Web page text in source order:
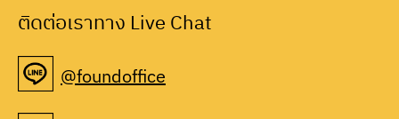
ติดต่อเราทาง Live Chat
@foundoffice